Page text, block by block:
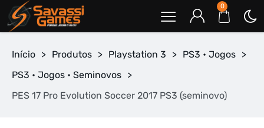
0
Início > Produtos > Playstation 3 > PS3 • Jogos >
PS3 • Jogos • Seminovos >
PES 17 Pro Evolution Soccer 2017 PS3 (seminovo)